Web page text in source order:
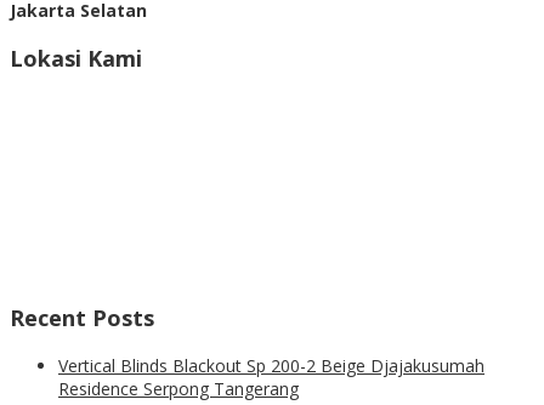
Jakarta Selatan
Lokasi Kami
Recent Posts
Vertical Blinds Blackout Sp 200-2 Beige Djajakusumah
Residence Serpong Tangerang